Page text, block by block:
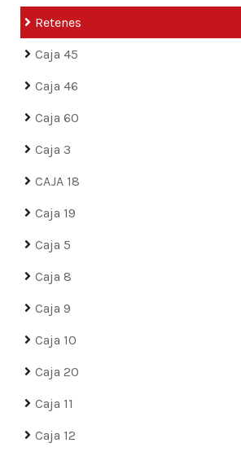
Retenes
Caja 45
Caja 46
Caja 60
Caja 3
CAJA 18
Caja 19
Caja 5
Caja 8
Caja 9
Caja 10
Caja 20
Caja 11
Caja 12